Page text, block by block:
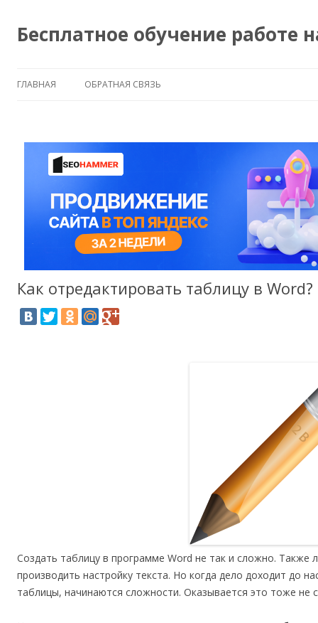
Бесплатное обучение работе
ГЛАВНАЯ ОБРАТНАЯ СВЯЗЬ
Как отредактировать таблицу в Word?
Создать таблицу в программе Word не так и сложно. Также
производить настройку текста. Но когда дело доходит до
таблицы, начинаются сложности. Оказывается это тоже не